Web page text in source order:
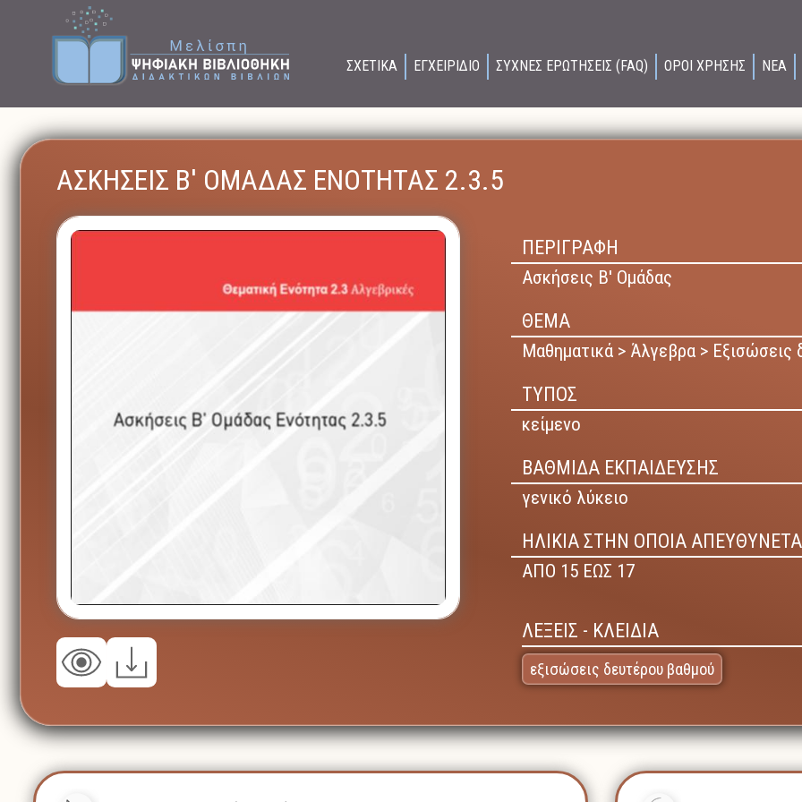
ΣΧΕΤΙΚΑ ΕΓΧΕΙΡΙΔΙΟ ΣΥΧΝΕΣ ΕΡΩΤΗΣΕΙΣ (FAQ) ΟΡΟΙ ΧΡΗΣΗΣ ΝΕΑ
ΑΣΚΗΣΕΙΣ Β' ΟΜΑΔΑΣ ΕΝΟΤΗΤΑΣ 2.3.5
ΠΕΡΙΓΡΑΦΗ
Ασκήσεις Β' Ομάδας
ΘΕΜΑ
Μαθηματικά > Άλγεβρα > Εξισώσεις
ΤΥΠΟΣ
κείμενο
ΒΑΘΜΙΔΑ ΕΚΠΑΙΔΕΥΣΗΣ
γενικό λύκειο
ΗΛΙΚΙΑ ΣΤΗΝ ΟΠΟΙΑ
ΑΠΟ 15 ΕΩΣ 17
ΛΕΞΕΙΣ - ΚΛΕΙΔΙΑ
εξισώσεις δευτέρου βαθμού